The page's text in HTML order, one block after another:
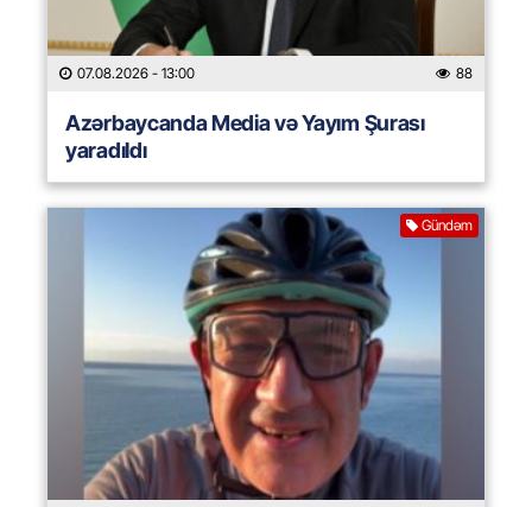
07.08.2026 - 13:00 88
Azərbaycanda Media və Yayım Şurası
yaradıldı
Gündəm